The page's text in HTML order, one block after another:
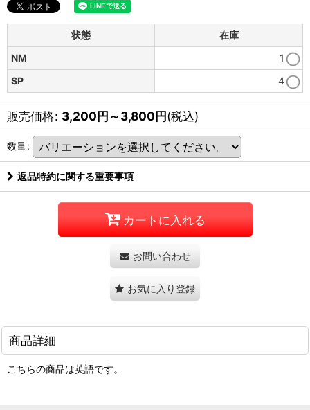
状態
在庫
NM
1
SP
4
販売価格: 3,200円～3,800円(税込)
数量:
返品特約に関する重要事項
カートに入れる
お問い合わせ
お気に入り登録
商品詳細
こちらの商品は英語です。